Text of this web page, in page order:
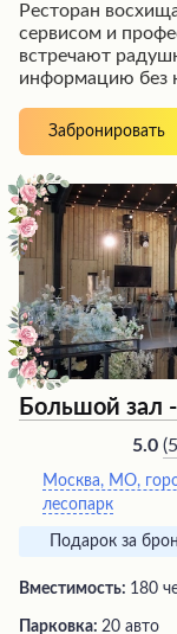
Ресторан
сервисом и
встречают
информацию без
мероприятий
изысканными
обслуживания.
ландшафтом и
атмосферу уюта
достоинству
Подмосковье для
Забронировать
Большой зал
5.0 (
Москва, МО,
лесопарк
Подарок за
Вместимость: 180
Парковка: 20 авто